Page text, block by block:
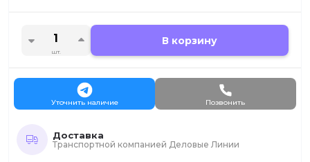
шт.
В корзину
Уточнить наличие Позвонить
Доставка
Транспортной компанией Деловые Линии